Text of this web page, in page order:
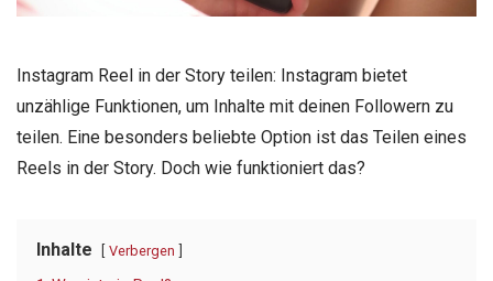
Instagram Reel in der Story teilen: Instagram bietet
unzählige Funktionen, um Inhalte mit deinen Followern zu
teilen. Eine besonders beliebte Option ist das Teilen eines
Reels in der Story. Doch wie funktioniert das?
Inhalte Verbergen